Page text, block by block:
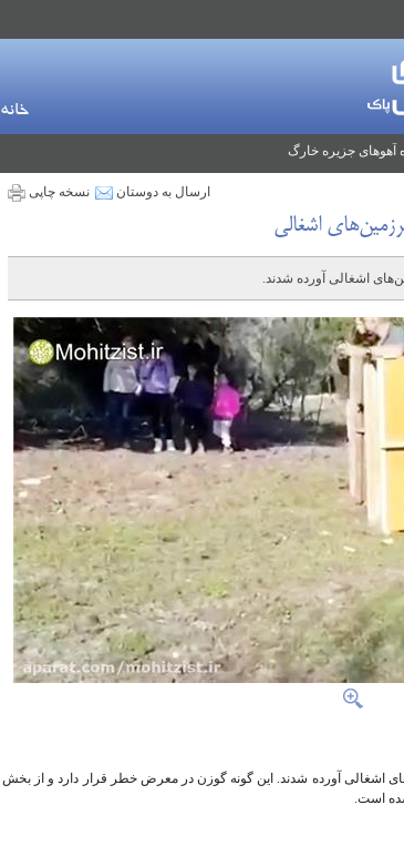
خانه
آهوهای جزیره خارگ
نسخه چاپی ارسال به دوستان
۸ قلاده گوزن زرد ایرانی به منطقه گالیل ⁧‫در سرزمین‌های اشغالی‬⁩ آورده شدند. این گونه گوزن در معرض خطر قرار دارد و از بخش
است.